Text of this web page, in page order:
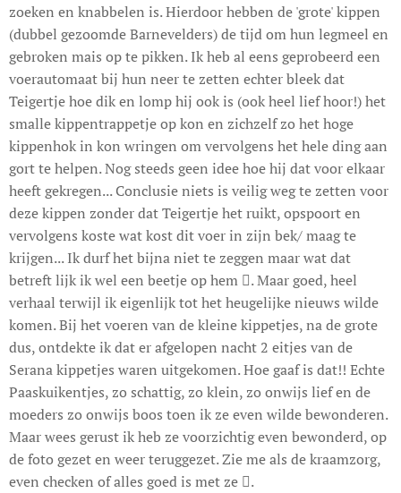
zoeken en knabbelen is. Hierdoor hebben de 'grote' kippen
(dubbel gezoomde Barnevelders) de tijd om hun legmeel en
gebroken mais op te pikken. Ik heb al eens geprobeerd een
voerautomaat bij hun neer te zetten echter bleek dat
Teigertje hoe dik en lomp hij ook is (ook heel lief hoor!) het
smalle kippentrappetje op kon en zichzelf zo het hoge
kippenhok in kon wringen om vervolgens het hele ding aan
gort te helpen. Nog steeds geen idee hoe hij dat voor elkaar
heeft gekregen... Conclusie niets is veilig weg te zetten voor
deze kippen zonder dat Teigertje het ruikt, opspoort en
vervolgens koste wat kost dit voer in zijn bek/ maag te
krijgen... Ik durf het bijna niet te zeggen maar wat dat
betreft lijk ik wel een beetje op hem . Maar goed, heel
verhaal terwijl ik eigenlijk tot het heugelijke nieuws wilde
komen. Bij het voeren van de kleine kippetjes, na de grote
dus, ontdekte ik dat er afgelopen nacht 2 eitjes van de
Serana kippetjes waren uitgekomen. Hoe gaaf is dat!! Echte
Paaskuikentjes, zo schattig, zo klein, zo onwijs lief en de
moeders zo onwijs boos toen ik ze even wilde bewonderen.
Maar wees gerust ik heb ze voorzichtig even bewonderd, op
de foto gezet en weer teruggezet. Zie me als de kraamzorg,
even checken of alles goed is met ze .